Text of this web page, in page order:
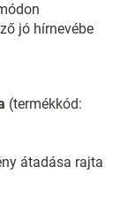
jó hírnevébe
(termékkód:
átadása rajta